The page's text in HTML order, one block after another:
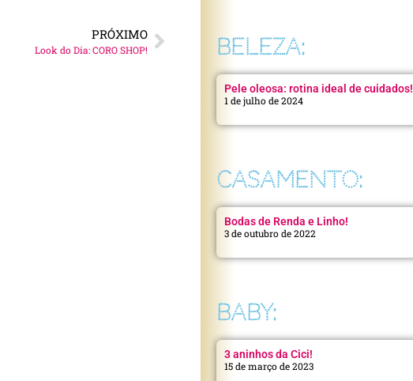
PRÓXIMO
Look do Dia: CORO SHOP! BELEZA:
Pele oleosa: rotina ideal de cuidados!
1 de julho de 2024
CASAMENTO:
Bodas de Renda e Linho!
3 de outubro de 2022
BABY:
3 aninhos da Cici!
15 de março de 2023